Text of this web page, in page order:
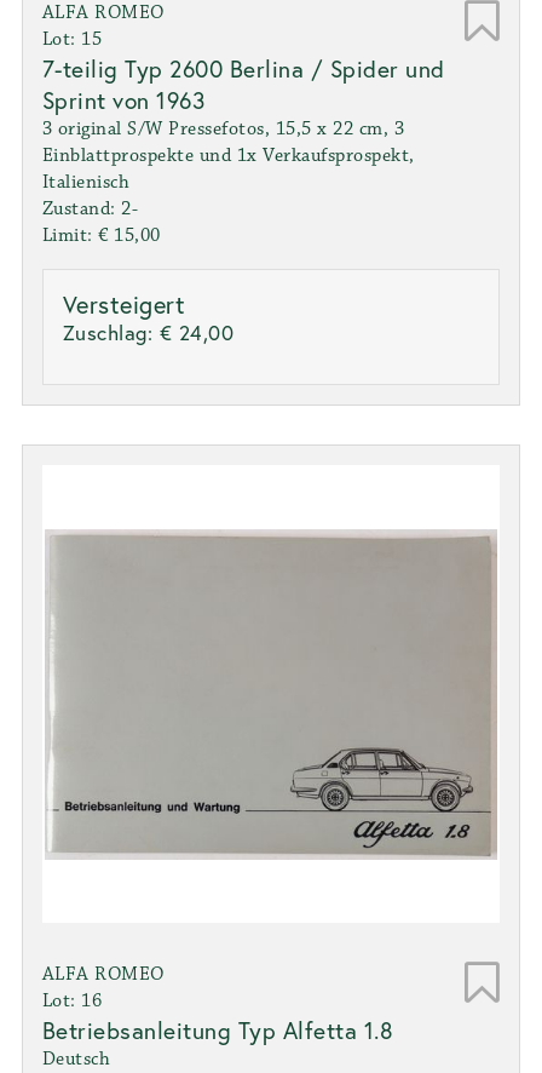
ALFA ROMEO
Lot: 15
7-teilig Typ 2600 Berlina / Spider und
Sprint von 1963
3 original S/W Pressefotos, 15,5 x 22 cm, 3
Einblattprospekte und 1x Verkaufsprospekt,
Italienisch
Zustand: 2-
Limit: € 15,00
Versteigert
Zuschlag: € 24,00
ALFA ROMEO
Lot: 16
Betriebsanleitung Typ Alfetta 1.8
Deutsch